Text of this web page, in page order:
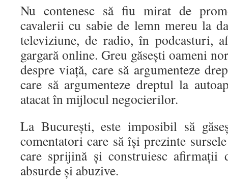
Nu contenesc să fiu mirat de
cavalerii cu sabie de lemn mereu la
televiziune, de radio, în podcasturi,
gargară online. Greu găsești oameni
despre viață, care să argumenteze
care să argumenteze dreptul la
atacat în mijlocul negocierilor.
La București, este imposibil să
comentatori care să își prezinte
care sprijină și construiesc
absurde și abuzive.